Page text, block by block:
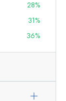
28%
31%
36%